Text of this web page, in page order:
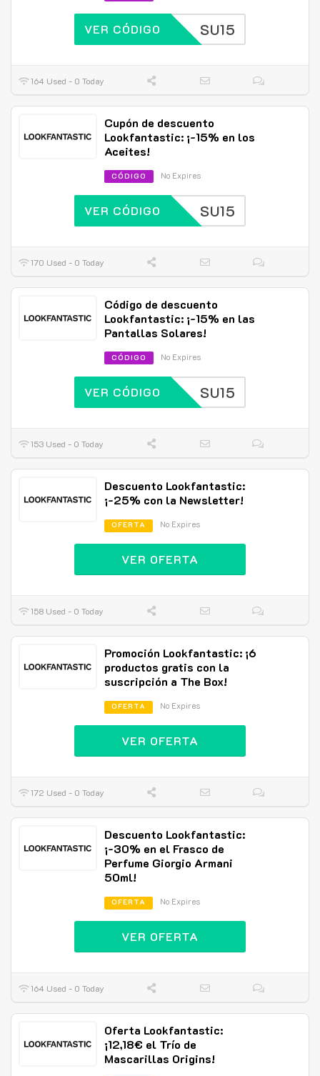
SU15
VER CÓDIGO
164 Used - 0 Today
Cupón de descuento
Lookfantastic: ¡-15% en los
Aceites!
CÓDIGO No Expires
SU15
VER CÓDIGO
170 Used - 0 Today
Código de descuento
Lookfantastic: ¡-15% en las
Pantallas Solares!
CÓDIGO No Expires
SU15
VER CÓDIGO
153 Used - 0 Today
Descuento Lookfantastic:
¡-25% con la Newsletter!
OFERTA No Expires
VER OFERTA
158 Used - 0 Today
Promoción Lookfantastic: ¡6
productos gratis con la
suscripción a The Box!
OFERTA No Expires
VER OFERTA
172 Used - 0 Today
Descuento Lookfantastic:
¡-30% en el Frasco de
Perfume Giorgio Armani
50ml!
OFERTA No Expires
VER OFERTA
164 Used - 0 Today
Oferta Lookfantastic:
¡12,18€ el Trío de
Mascarillas Origins!